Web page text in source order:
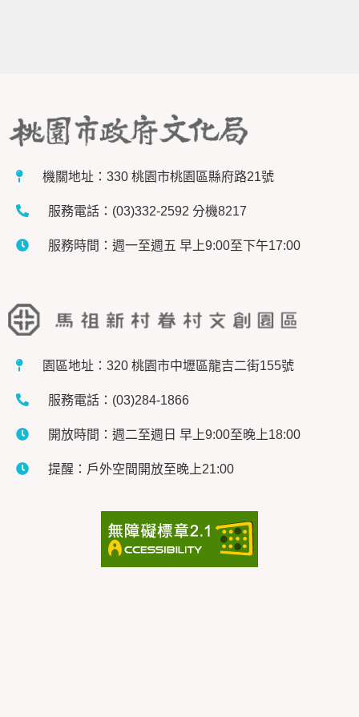
機關地址：330 桃園市桃園區縣府路21號
服務電話：(03)332-2592 分機8217
服務時間：週一至週五 早上9:00至下午17:00
園區地址：320 桃園市中壢區龍吉二街155號
服務電話：(03)284-1866
開放時間：週二至週日 早上9:00至晚上18:00
提醒：戶外空間開放至晚上21:00